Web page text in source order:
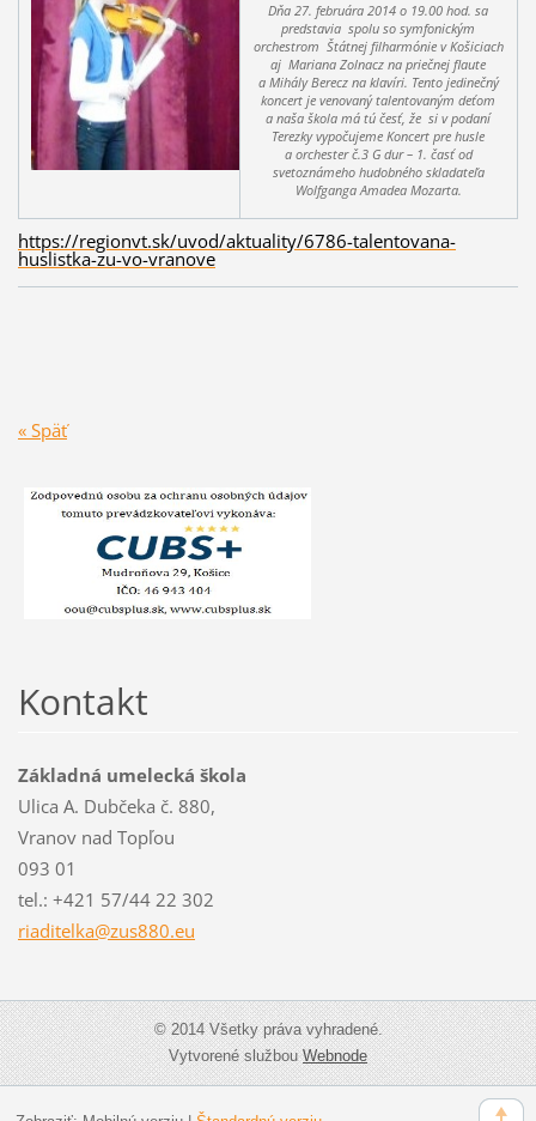
Dňa 27. februára 2014 o 19.00 hod. sa
predstavia spolu so symfonickým
orchestrom Štátnej filharmónie v Košiciach
aj Mariana Zolnacz na priečnej flaute
a Mihály Berecz na klavíri. Tento jedinečný
koncert je venovaný talentovaným deťom
a naša škola má tú česť, že si v podaní
Terezky vypočujeme Koncert pre husle
a orchester č.3 G dur – 1. časť od
svetoznámeho hudobného skladateľa
Wolfganga Amadea Mozarta.
https://regionvt.sk/uvod/aktuality/6786-talentovana-
huslistka-zu-vo-vranove
« Späť
Kontakt
Základná umelecká škola
Ulica A. Dubčeka č. 880,
Vranov nad Topľou
093 01
tel.: +421 57/44 22 302
riaditelka@zus880.eu
© 2014 Všetky práva vyhradené.
Vytvorené službouWebnode